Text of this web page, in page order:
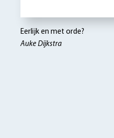
Eerlijk en met orde?
Auke Dijkstra